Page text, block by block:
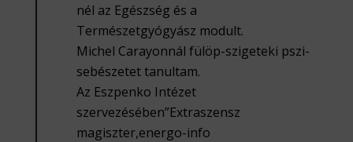
nél az Egészség és a
Természetgyógyász modult.
Michel Carayonnál fülöp-szigeteki pszi-
sebészetet tanultam.
Az Eszpenko Intézet
szervezésében”Extraszensz
magiszter,energo-info